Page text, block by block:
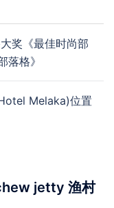
奖《最佳时尚部
落格》
Melaka)位置
jetty 渔村